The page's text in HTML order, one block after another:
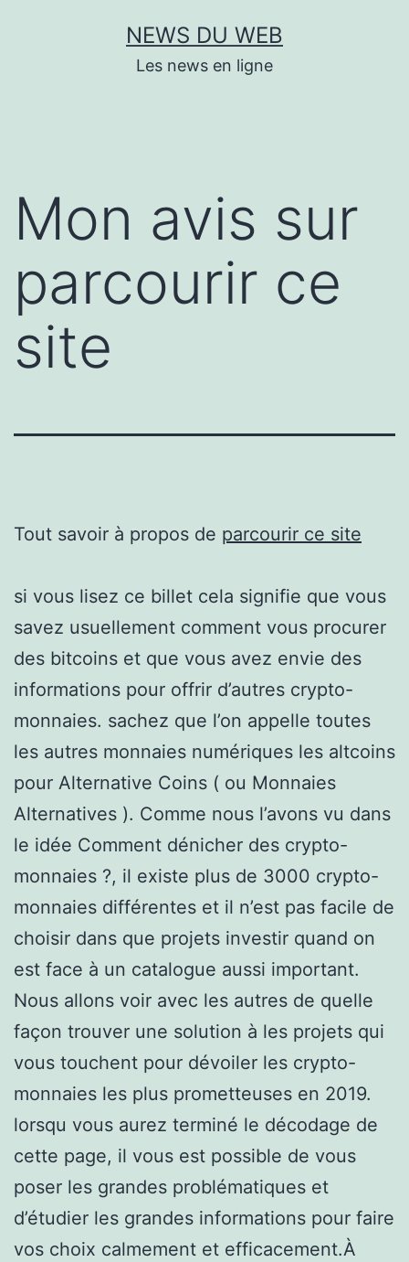
NEWS DU WEB
Les news en ligne
Mon avis sur
parcourir ce
site
Tout savoir à propos de parcourir ce site
si vous lisez ce billet cela signifie que vous
savez usuellement comment vous procurer
des bitcoins et que vous avez envie des
informations pour offrir d’autres crypto-
monnaies. sachez que l’on appelle toutes
les autres monnaies numériques les altcoins
pour Alternative Coins ( ou Monnaies
Alternatives ). Comme nous l’avons vu dans
le idée Comment dénicher des crypto-
monnaies ?, il existe plus de 3000 crypto-
monnaies différentes et il n’est pas facile de
choisir dans que projets investir quand on
est face à un catalogue aussi important.
Nous allons voir avec les autres de quelle
façon trouver une solution à les projets qui
vous touchent pour dévoiler les crypto-
monnaies les plus prometteuses en 2019.
lorsqu vous aurez terminé le décodage de
cette page, il vous est possible de vous
poser les grandes problématiques et
d’étudier les grandes informations pour faire
vos choix calmement et efficacement.À